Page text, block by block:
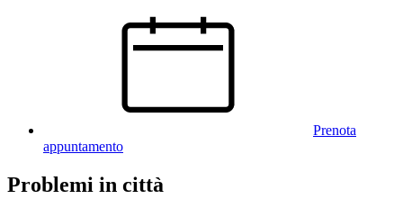
Prenota
appuntamento
Problemi in città